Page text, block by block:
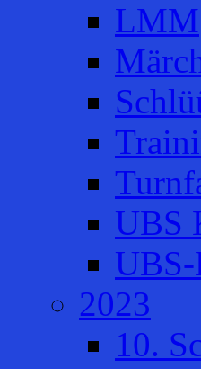
LMM
UBS
2023
10.